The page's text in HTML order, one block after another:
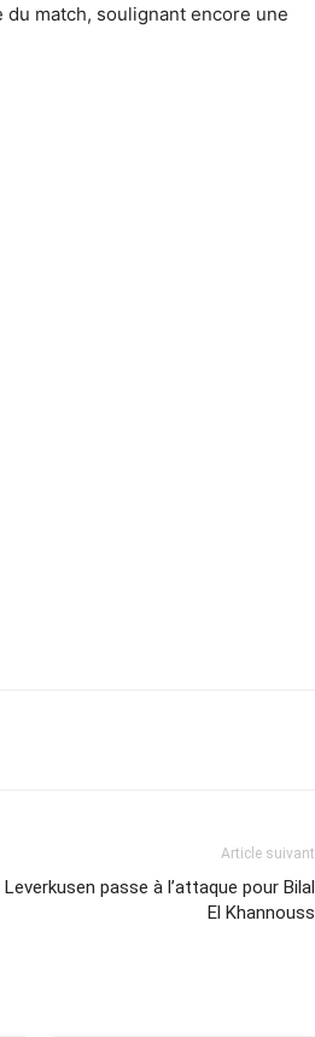
match, soulignant encore une
Article suivant
Leverkusen passe à l’attaque pour Bilal
El Khannouss